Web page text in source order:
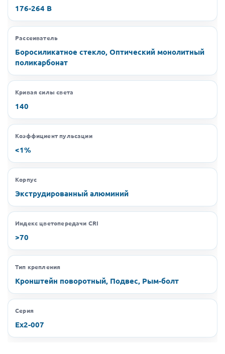
176-264 В
Рассеиватель
Боросиликатное стекло, Оптический монолитный
поликарбонат
Кривая силы света
140
Коэффициент пульсации
<1%
Корпус
Экструдированный алюминий
Индекс цветопередачи CRI
>70
Тип крепления
Кронштейн поворотный, Подвес, Рым-болт
Серия
Ex2-007